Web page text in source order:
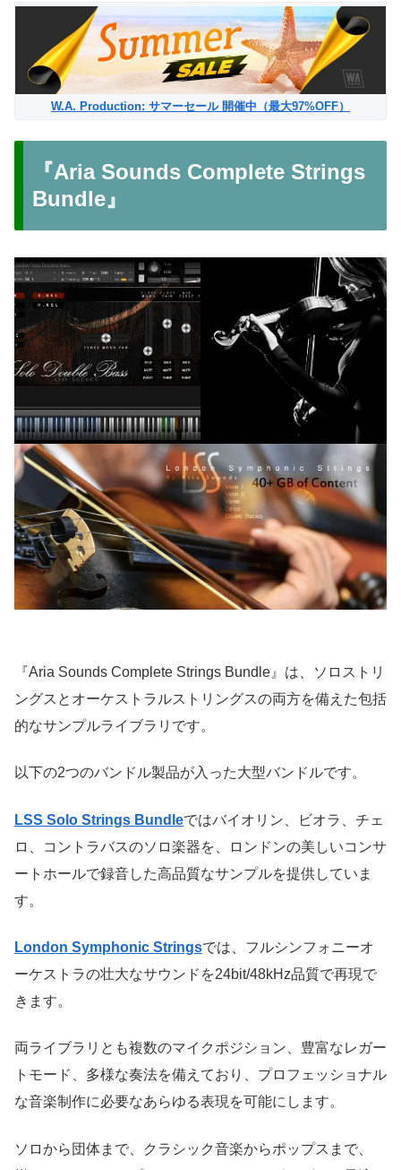
W.A. Production: サマーセール 開催中（最大97%OFF）
『Aria Sounds Complete Strings
Bundle』
『Aria Sounds Complete Strings Bundle』は、ソロストリ
ングスとオーケストラルストリングスの両方を備えた包括
的なサンプルライブラリです。
以下の2つのバンドル製品が入った大型バンドルです。
LSS Solo Strings Bundleではバイオリン、ビオラ、チェ
ロ、コントラバスのソロ楽器を、ロンドンの美しいコンサ
ートホールで録音した高品質なサンプルを提供していま
す。
London Symphonic Stringsでは、フルシンフォニーオ
ーケストラの壮大なサウンドを24bit/48kHz品質で再現で
きます。
両ライブラリとも複数のマイクポジション、豊富なレガー
トモード、多様な奏法を備えており、プロフェッショナル
な音楽制作に必要なあらゆる表現を可能にします。
ソロから団体まで、クラシック音楽からポップスまで、